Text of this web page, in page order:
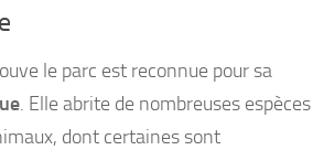
le parc est reconnue pour sa
. Elle abrite de nombreuses espèces
dont certaines sont